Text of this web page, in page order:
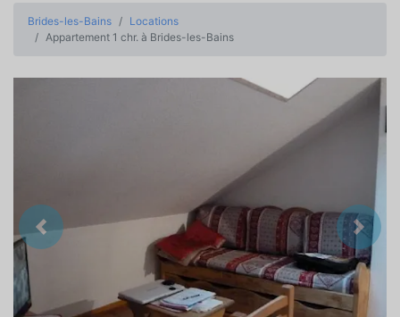
Brides-les-Bains
Locations
Appartement 1 chr. à Brides-les-Bains
Précedent